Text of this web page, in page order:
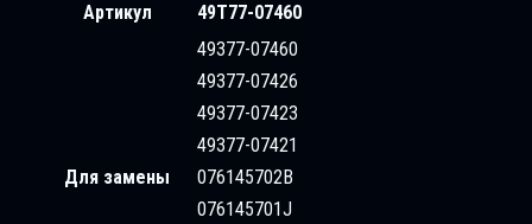
Артикул
49T77-07460
Для замены
49377-07460
49377-07426
49377-07423
49377-07421
076145702B
076145701J